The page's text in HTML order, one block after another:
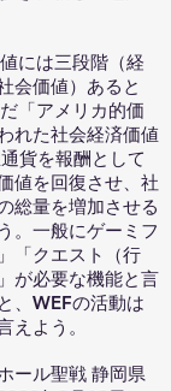
には三段階（経
会価値）あると
「アメリカ的価
れた社会経済価値
貨を報酬として
値を回復させ、社
総量を増加させる
。一般にゲーミフ
「クエスト（行
が必要な機能と言
、WEFの活動は
えよう。
ール聖戦 静岡県